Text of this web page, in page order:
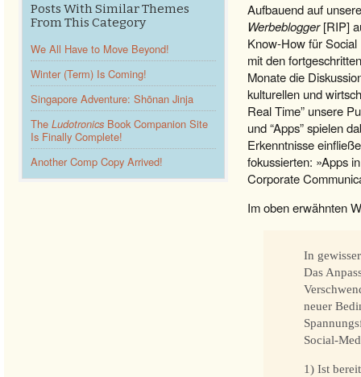
Posts With Similar Themes
From This Category
We All Have to Move Beyond!
Winter (Term) Is Coming!
Singapore Adventure: Shōnan Jinja
The Ludotronics Book Companion Site
Is Finally Complete!
Another Comp Copy Arrived!
Aufbauend auf
Werbeblogger[RIP]
Know-How für
mit den
Monate die
kulturellen und
Real Time” unsere
und “Apps” spielen
Erkenntnisse
fokussierten: »Apps
Corporate
Im oben erwähnten
In
Das
neuer
Social-
1) Ist